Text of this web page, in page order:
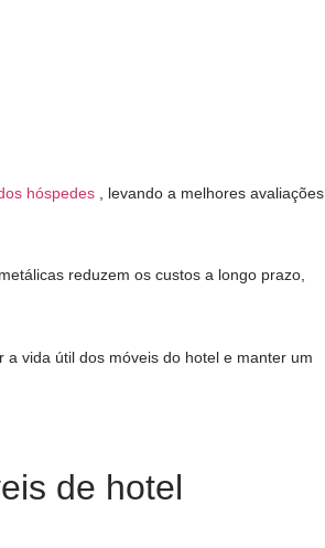
hóspedes
, levando a melhores avaliações
reduzem os custos a longo prazo,
vida útil dos móveis do hotel e manter um
de hotel